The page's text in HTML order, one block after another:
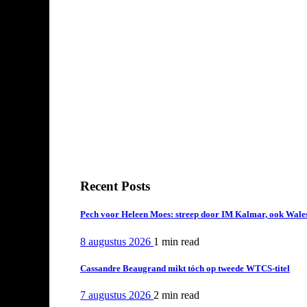
Recent Posts
Pech voor Heleen Moes: streep door IM Kalmar, ook
8 augustus 2026 1 min read
Cassandre Beaugrand mikt tóch op tweede WTCS-titel
7 augustus 2026 2 min read